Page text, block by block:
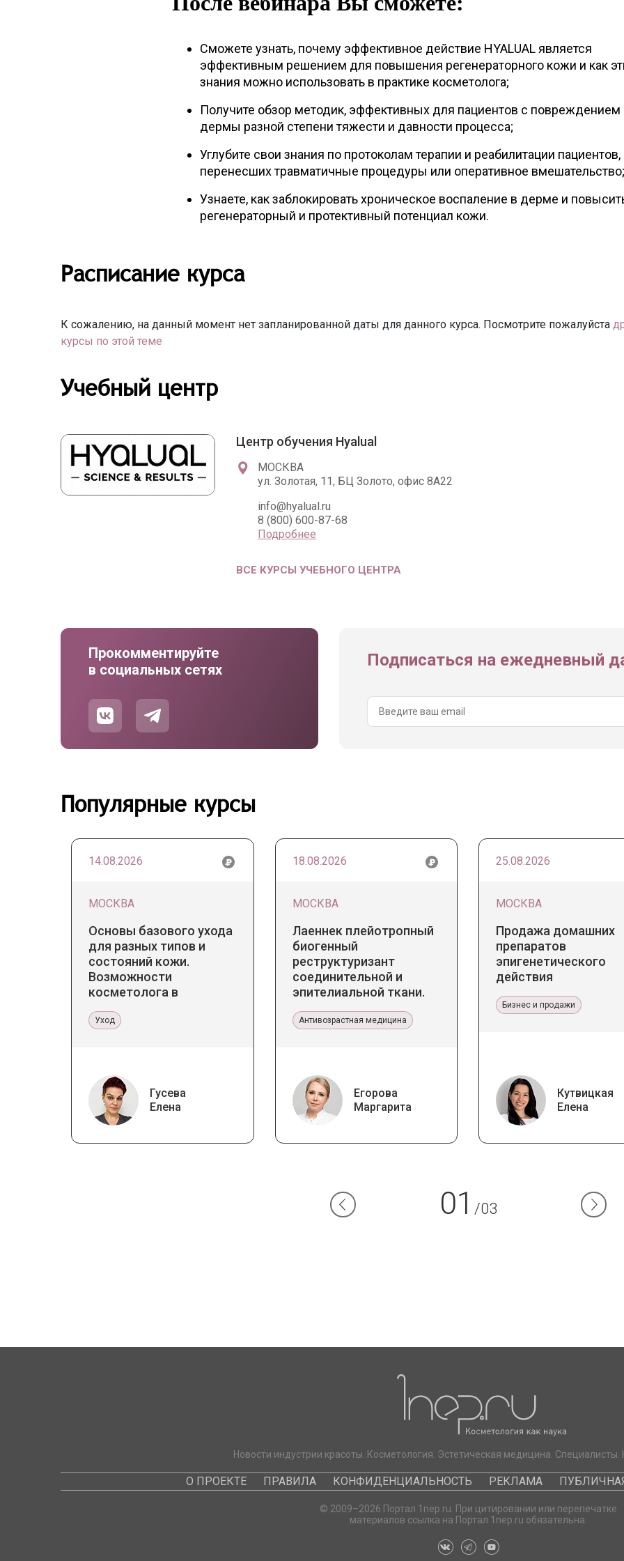
Сможете узнать, почему эффективное действие HYALUAL является
эффективным решением для повышения регенераторного кожи и как
знания можно использовать в практике косметолога;
Получите обзор методик, эффективных для пациентов с повреждением
дермы разной степени тяжести и давности процесса;
Углубите свои знания по протоколам терапии и реабилитации пациентов,
перенесших травматичные процедуры или оперативное вмешательство;
Узнаете, как заблокировать хроническое воспаление в дерме и
регенераторный и протективный потенциал кожи.
Расписание курса
К сожалению, на данный момент нет запланированной даты для данного курса. Посмотрите пожалуйста
курсы по этой теме
Учебный центр
Центр обучения Hyalual
МОСКВА
ул. Золотая, 11, БЦ Золото, офис 8А22
info@hyalual.ru
8 (800) 600-87-68
Подробнее
ВСЕ КУРСЫ УЧЕБНОГО ЦЕНТРА
Прокомментируйте
в социальных сетях
Подписаться на ежедневный
Популярные курсы
14.08.2026
МОСКВА
Основы базового ухода
для разных типов и
состояний кожи.
Возможности
косметолога в
Уход
Гусева
Елена
18.08.2026
МОСКВА
Лаеннек плейотропный
биогенный
реструктуризант
соединительной и
эпителиальной ткани.
эстетической медицине
Антивозрастная медицина
Егорова
Маргарита
25.08.2026
МОСКВА
Продажа домашних
препаратов
эпигенетического
действия
Бизнес и продажи
Кутвицкая
Елена
01 /03
Новости индустрии красоты. Косметология. Эстетическая медицина. Специалисты.
О ПРОЕКТЕ ПРАВИЛА КОНФИДЕНЦИАЛЬНОСТЬ РЕКЛАМА
© 2009–2026 Портал 1nep.ru. При цитировании или перепечатке
материалов ссылка на Портал 1nep.ru обязательна.